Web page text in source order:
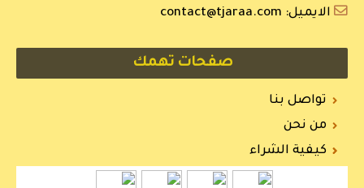
الايميل: contact@tjaraa.com
صفحات تهمك
تواصل بنا
من نحن
كيفية الشراء